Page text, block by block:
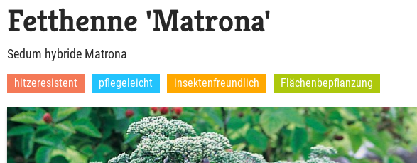
Fetthenne 'Matrona'
Sedum hybride Matrona
hitzeresistent pflegeleicht insektenfreundlich Flächenbepflanzung